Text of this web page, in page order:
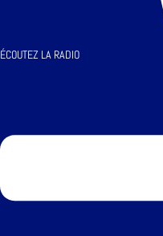
ÉCOUTEZ LA RADIO